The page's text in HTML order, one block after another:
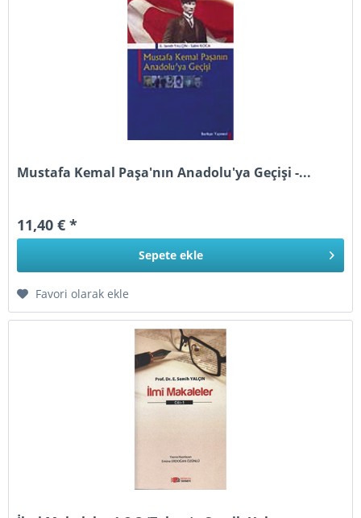
Mustafa Kemal Paşa'nın Anadolu'ya Geçişi -...
11,40 € *
Sepete ekle
Favori olarak ekle